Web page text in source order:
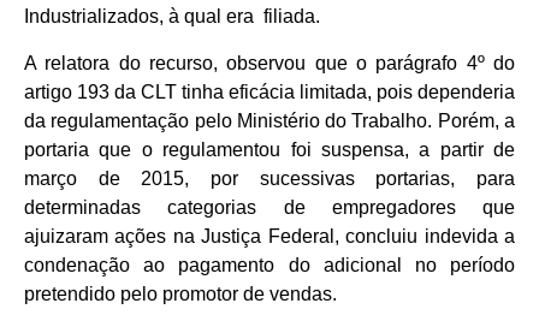
Industrializados, à qual era filiada.
A relatora do recurso, observou que o parágrafo 4º do
artigo 193 da CLT tinha eficácia limitada, pois dependeria
da regulamentação pelo Ministério do Trabalho. Porém, a
portaria que o regulamentou foi suspensa, a partir de
março de 2015, por sucessivas portarias, para
determinadas categorias de empregadores que
ajuizaram ações na Justiça Federal, concluiu indevida a
condenação ao pagamento do adicional no período
pretendido pelo promotor de vendas.